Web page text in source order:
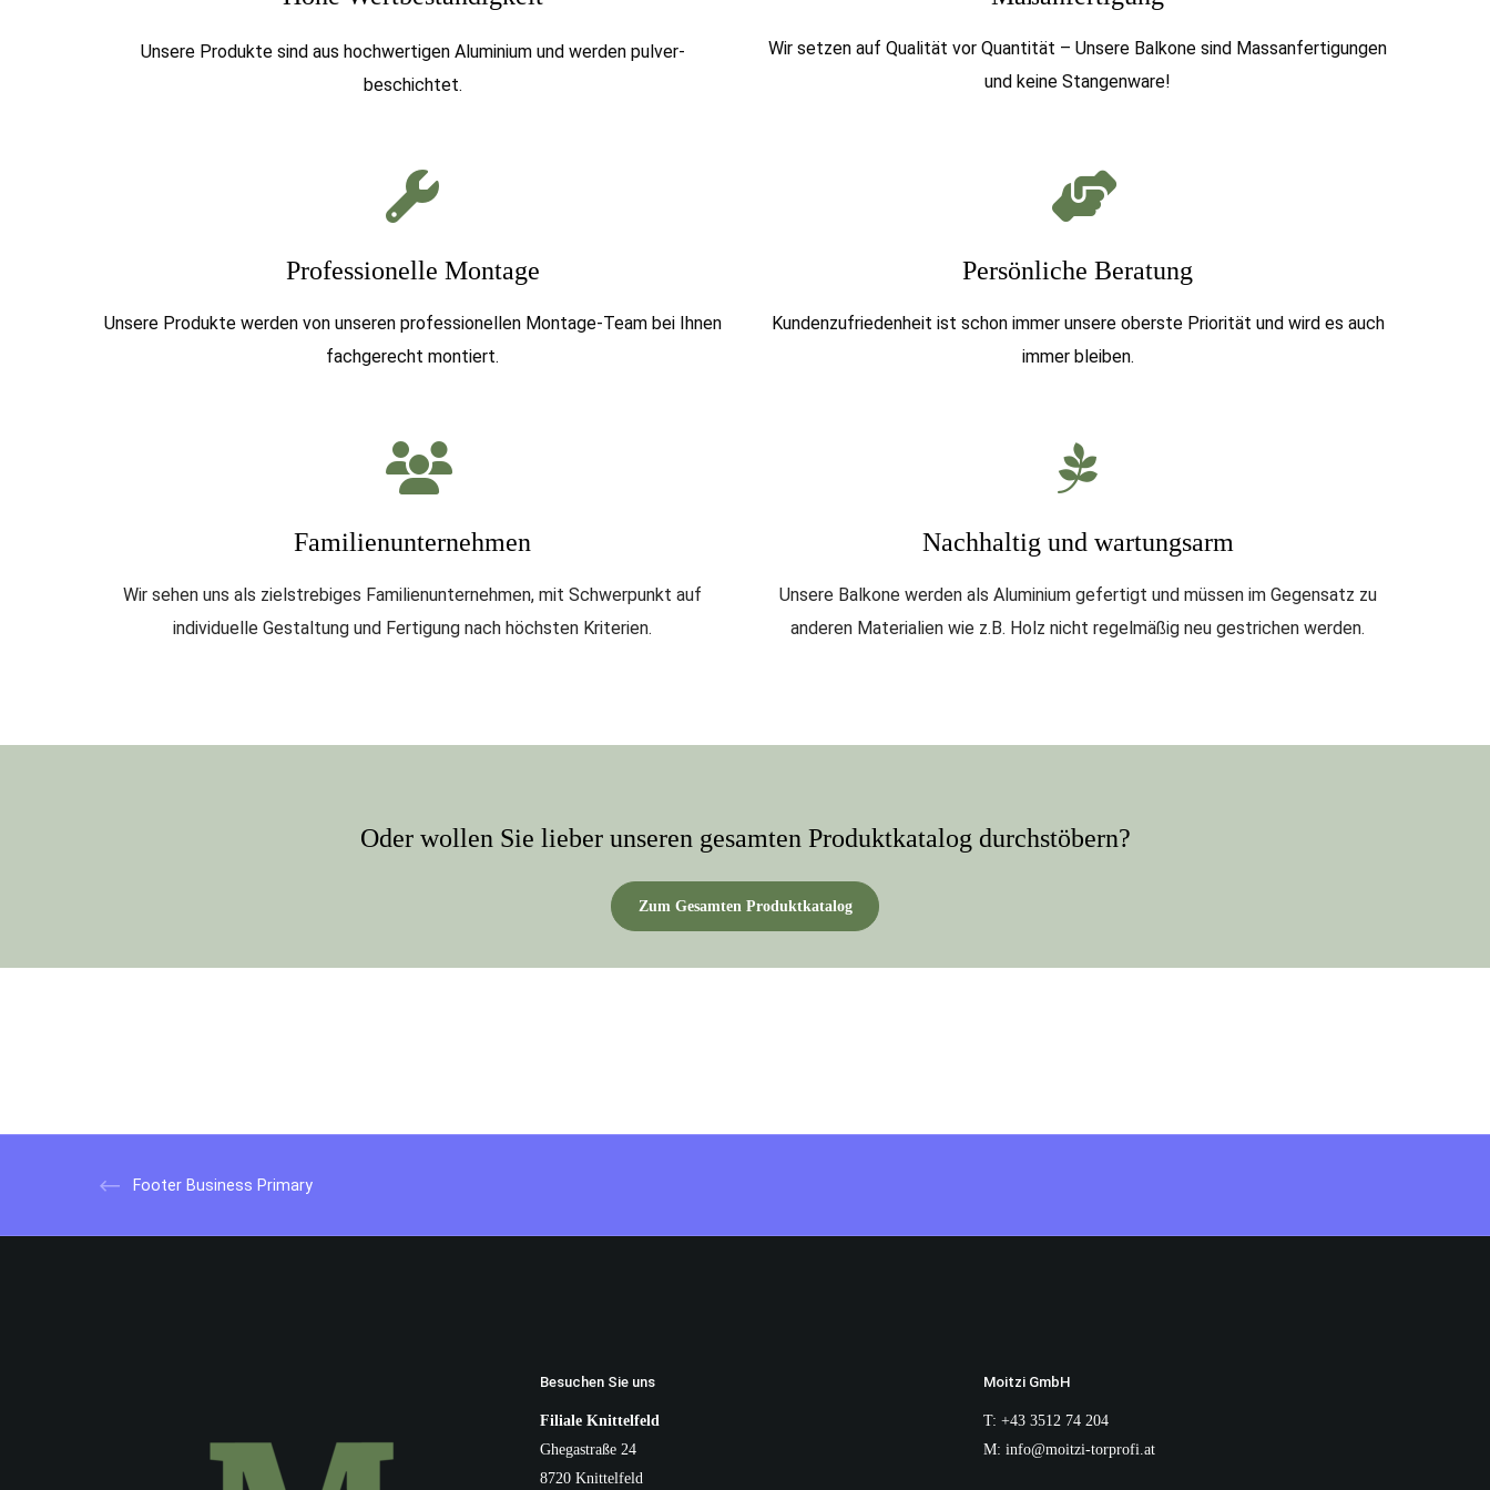
Unsere Produkte sind aus hochwertigen Aluminium und werden pulver-
beschichtet.
Wir setzen auf Qualität vor Quantität – Unsere Balkone sind Massanfertigungen
und keine Stangenware!
Professionelle Montage
Unsere Produkte werden von unseren professionellen Montage-Team bei Ihnen
fachgerecht montiert.
Persönliche Beratung
Kundenzufriedenheit ist schon immer unsere oberste Priorität und wird es auch
immer bleiben.
Familienunternehmen
Wir sehen uns als zielstrebiges Familienunternehmen, mit Schwerpunkt auf
individuelle Gestaltung und Fertigung nach höchsten Kriterien.
Nachhaltig und wartungsarm
Unsere Balkone werden als Aluminium gefertigt und müssen im Gegensatz zu
anderen Materialien wie z.B. Holz nicht regelmäßig neu gestrichen werden.
Oder wollen Sie lieber unseren gesamten Produktkatalog durchstöbern?
Zum Gesamten Produktkatalog
Footer Business Primary
Besuchen Sie uns
Filiale Knittelfeld
Ghegastraße 24
8720 Knittelfeld
Moitzi GmbH
T: +43 3512 74 204
M: info@moitzi-torprofi.at